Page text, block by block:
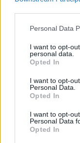
Personal Data
I want to opt-
personal data.
Opted In
I want to opt-
Personal Data.
Opted In
I want to opt-
Personal Data
Opted In